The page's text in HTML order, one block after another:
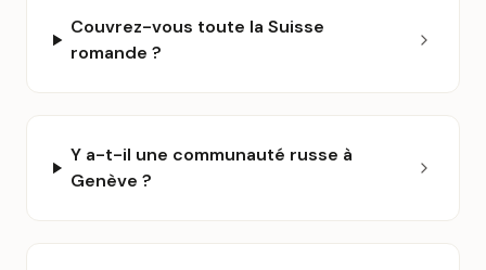
Couvrez-vous toute la Suisse
romande ?
Y a-t-il une communauté russe à
Genève ?